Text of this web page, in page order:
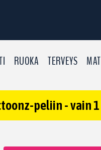
RUOKA TERVEYS
peliin - vain